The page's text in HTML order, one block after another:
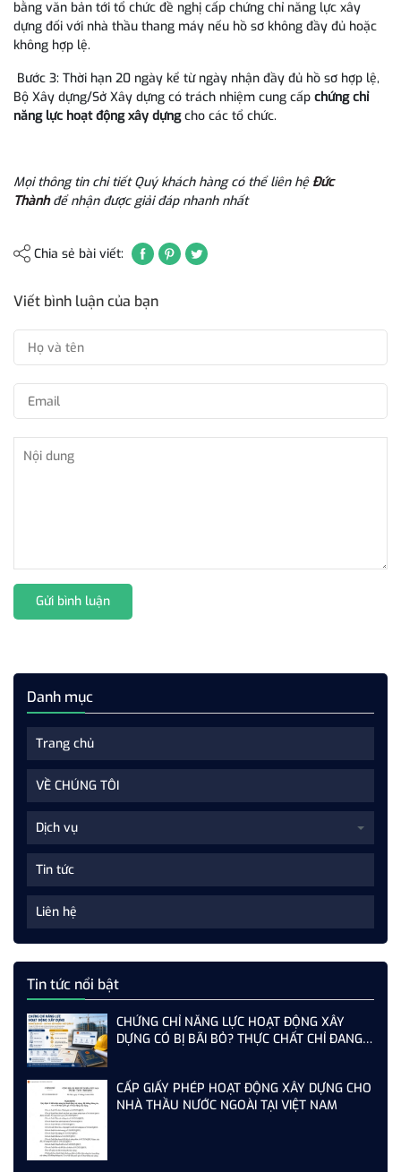
bằng văn bản tới tổ chức đề nghị cấp chứng chỉ năng lực xây
dựng đối với nhà thầu thang máy nếu hồ sơ không đầy đủ hoặc
không hợp lệ.
Bước 3: Thời hạn 20 ngày kể từ ngày nhận đầy đủ hồ sơ hợp lệ,
Bộ Xây dựng/Sở Xây dựng có trách nhiệm cung cấp chứng chỉ
năng lực hoạt động xây dựngcho các tổ chức.
Mọi thông tin chi tiết Quý khách hàng có thể liên hệ Đức
Thànhđể nhận được giải đáp nhanh nhất
Chia sẻ bài viết:
Viết bình luận của bạn
Gửi bình luận
Danh mục
Trang chủ
VỀ CHÚNG TÔI
Dịch vụ
Tin tức
Liên hệ
Tin tức nổi bật
CHỨNG CHỈ NĂNG LỰC HOẠT ĐỘNG XÂY
DỰNG CÓ BỊ BÃI BỎ? THỰC CHẤT CHỈ ĐANG
CẤP GIẤY PHÉP HOẠT ĐỘNG XÂY DỰNG CHO
NHÀ THẦU NƯỚC NGOÀI TẠI VIỆT NAM